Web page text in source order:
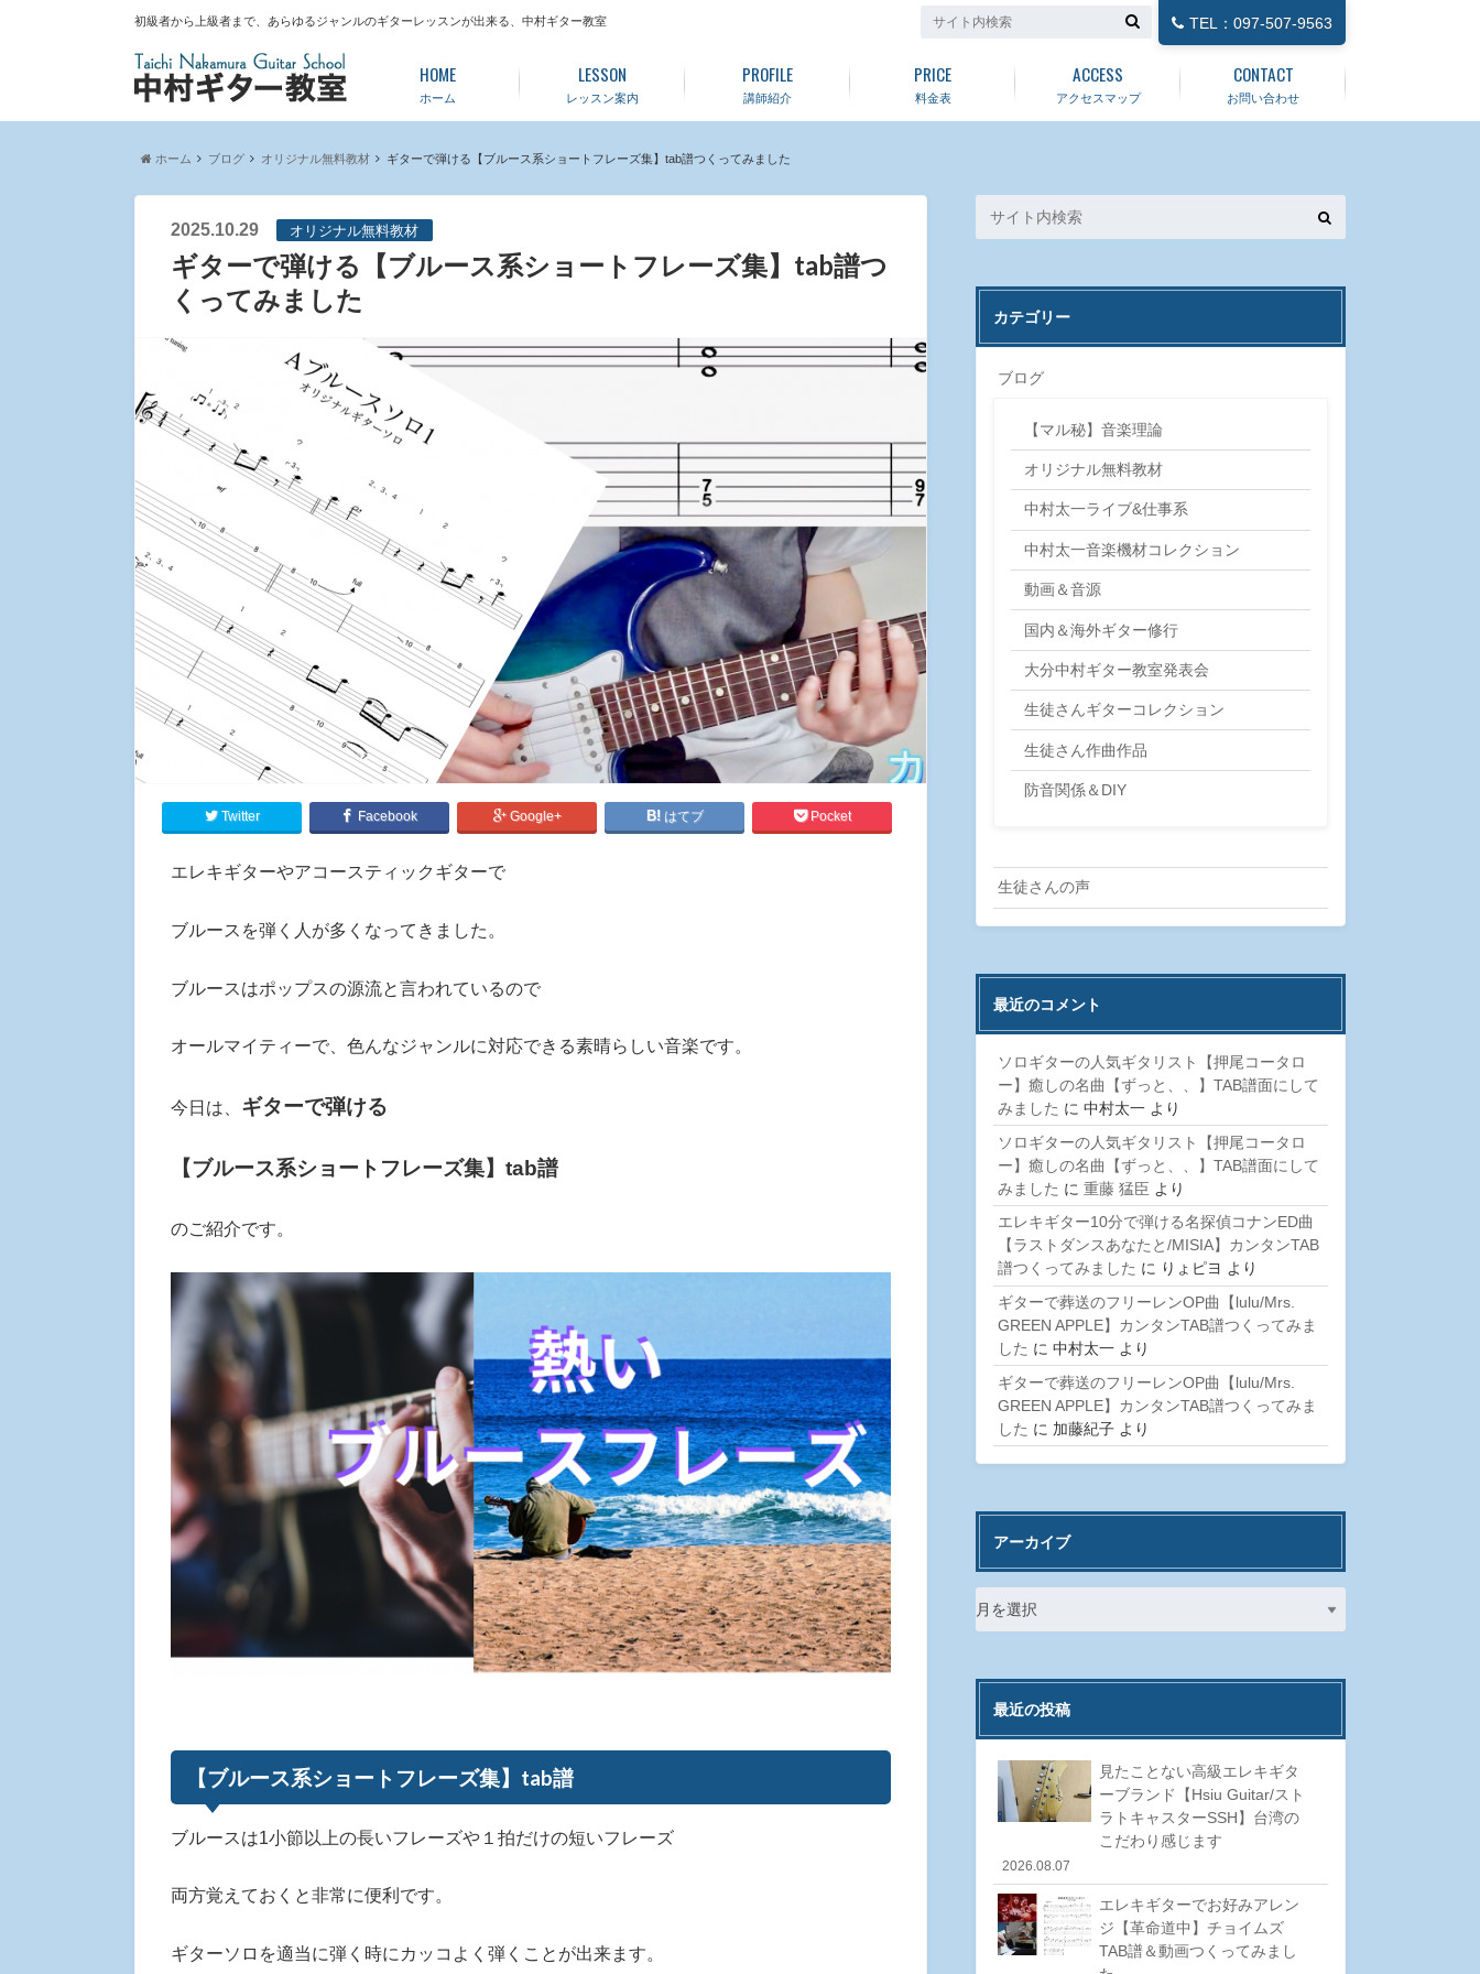
初級者から上級者まで、あらゆるジャンルのギターレッスンが出来る、中村ギター教室 TEL：097-507-9563
ホーム
HOME
レッスン案内
LESSON
講師紹介
PROFILE
料金表
PRICE
アクセスマップ
ACCESS
お問い合わせ
CONTACT
ホーム ブログ オリジナル無料教材 ギターで弾ける【ブルース系ショートフレーズ集】tab譜つくってみました
2025.10.29 オリジナル無料教材
ギターで弾ける【ブルース系ショートフレーズ集】tab譜つ
くってみました
Twitter Facebook Google+ はてブ Pocket
エレキギターやアコースティックギターで
ブルースを弾く人が多くなってきました。
ブルースはポップスの源流と言われているので
オールマイティーで、色んなジャンルに対応できる素晴らしい音楽です。
今日は、 ギターで弾ける
【ブルース系ショートフレーズ集】tab譜
のご紹介です。
【ブルース系ショートフレーズ集】tab譜
ブルースは1小節以上の長いフレーズや１拍だけの短いフレーズ
両方覚えておくと非常に便利です。
ギターソロを適当に弾く時にカッコよく弾くことが出来ます。
カテゴリー
ブログ
【マル秘】音楽理論
オリジナル無料教材
中村太一ライブ&仕事系
中村太一音楽機材コレクション
動画＆音源
国内＆海外ギター修行
大分中村ギター教室発表会
生徒さんギターコレクション
生徒さん作曲作品
防音関係＆DIY
生徒さんの声
最近のコメント
ソロギターの人気ギタリスト【押尾コータロ
ー】癒しの名曲【ずっと、、】TAB譜面にして
みました に中村太一 より
ソロギターの人気ギタリスト【押尾コータロ
ー】癒しの名曲【ずっと、、】TAB譜面にして
みました に重藤 猛臣 より
エレキギター10分で弾ける名探偵コナンED曲
【ラストダンスあなたと/MISIA】カンタンTAB
譜つくってみました に りょピヨ より
ギターで葬送のフリーレンOP曲【lulu/Mrs.
GREEN APPLE】カンタンTAB譜つくってみま
した に中村太一 より
ギターで葬送のフリーレンOP曲【lulu/Mrs.
GREEN APPLE】カンタンTAB譜つくってみま
した に 加藤紀子 より
アーカイブ
最近の投稿
見たことない高級エレキギタ
ーブランド【Hsiu Guitar/スト
ラトキャスターSSH】台湾の
こだわり感じます
2026.08.07
エレキギターでお好みアレン
ジ【革命道中】チョイムズ
TAB譜＆動画つくってみまし